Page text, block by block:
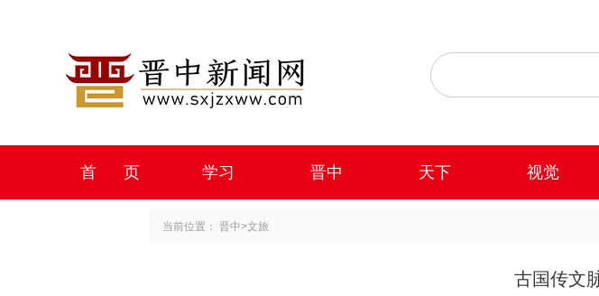
首 页 学习 晋中 天下 视觉
当前位置： 晋中>文旅
古国传文